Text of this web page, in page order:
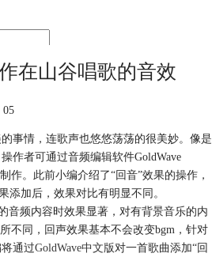
在山谷唱歌的音效
05
事情，连歌声也悠悠荡荡的很美妙。像是
作者可通过音频编辑软件GoldWave
作。此前小编介绍了“回音”效果的操作，
添加后，效果对比有明显不同。
音频内容时效果显著，对有背景音乐的内
不同，回声效果基本不会改变bgm，针对
通过GoldWave中文版对一首歌曲添加“回